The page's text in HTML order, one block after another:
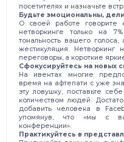
посетителях и назначьте
Будьте эмоциональны,
О своей работе говорите
нетворкинге только на
тональность вашего
жестикуляция.
переговоры, а короткие
Сфокусируйтесь на новых
На ивентах многие
время на афтепати с уже
эту ловушку, поставьте
количеством людей.
добавить человека в
упомянув, что «мы с
конференции».
Практикуйтесь в